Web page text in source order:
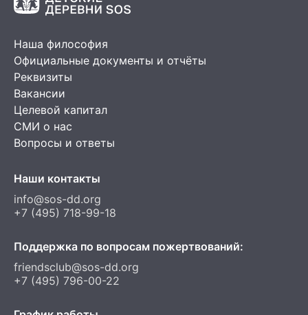
Наша философия
Официальные документы и отчёты
Реквизиты
Вакансии
Целевой капитал
СМИ о нас
Вопросы и ответы
Наши контакты
info@sos-dd.org
+7 (495) 718-99-18
Поддержка по вопросам пожертвований:
friendsclub@sos-dd.org
+7 (495) 796-00-22